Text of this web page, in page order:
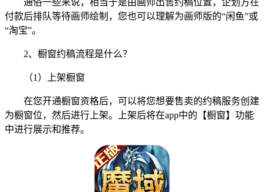
通俗一些来说，相当于是由画师出售约稿位置，企划方在
付款后排队等待画师绘制，您也可以理解为画师版的“闲鱼”或
“淘宝”。
2、橱窗约稿流程是什么？
（1）上架橱窗
在您开通橱窗资格后，可以将您想要售卖的约稿服务创建
为橱窗位，然后进行上架。上架后将在app中的【橱窗】功能
中进行展示和推荐。